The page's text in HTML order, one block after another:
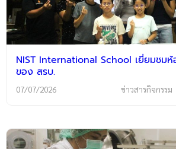
NIST International School เยี่ยมชม
ของ สรบ.
07/07/2026 ข่าวสารกิจกรรม